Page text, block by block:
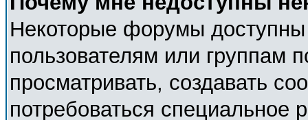
Некоторые форумы
пользователям или группам
просматривать, создавать
потребоваться